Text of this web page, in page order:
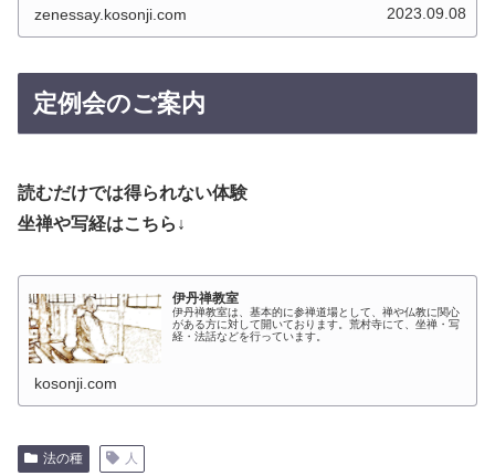
zenessay.kosonji.com 2023.09.08
定例会のご案内
読むだけでは得られない体験
坐禅や写経はこちら↓
伊丹禅教室
伊丹禅教室は、基本的に参禅道場として、禅や仏教に関心
がある方に対して開いております。荒村寺にて、坐禅・写
経・法話などを行っています。
kosonji.com
法の種 人